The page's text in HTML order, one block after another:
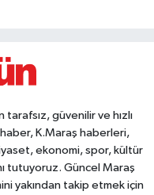
tarafsız, güvenilir ve hızlı
haber, K.Maraş haberleri,
ekonomi, spor, kültür
tutuyoruz. Güncel Maraş
yakından takip etmek için